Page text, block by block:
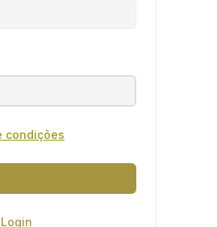
condições
Login